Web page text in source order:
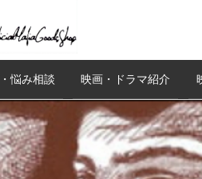
悩み相談 映画・ドラマ紹介